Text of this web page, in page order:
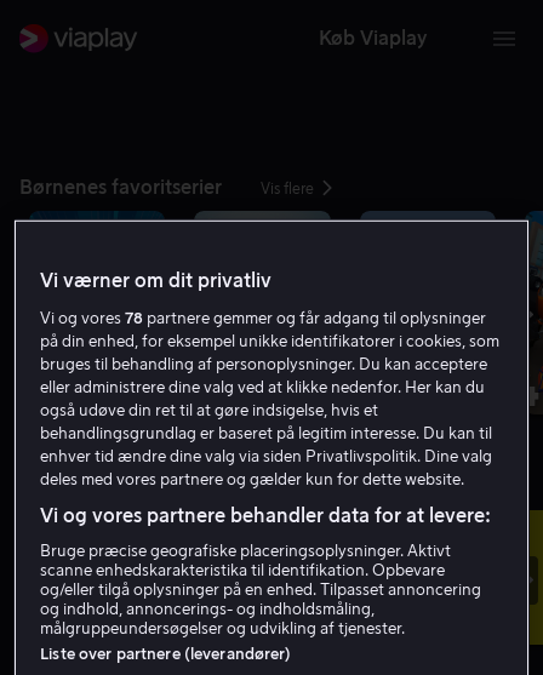
Køb Viaplay
Børnenes favoritserier Vis flere
1 2 3 4
Nye film Vis flere
Vi værner om dit privatliv
Vi og vores78 partnere gemmer og får adgang til oplysninger
på din enhed, for eksempel unikke identifikatorer i cookies, som
bruges til behandling af personoplysninger. Du kan acceptere
eller administrere dine valg ved at klikke nedenfor. Her kan du
også udøve din ret til at gøre indsigelse, hvis et
behandlingsgrundlag er baseret på legitim interesse. Du kan til
enhver tid ændre dine valg via siden Privatlivspolitik. Dine valg
deles med vores partnere og gælder kun for dette website.
Vi og vores partnere behandler data for at levere:
Bruge præcise geografiske placeringsoplysninger. Aktivt
scanne enhedskarakteristika til identifikation. Opbevare
og/eller tilgå oplysninger på en enhed. Tilpasset annoncering
og indhold, annoncerings- og indholdsmåling,
målgruppeundersøgelser og udvikling af tjenester.
Liste over partnere (leverandører)